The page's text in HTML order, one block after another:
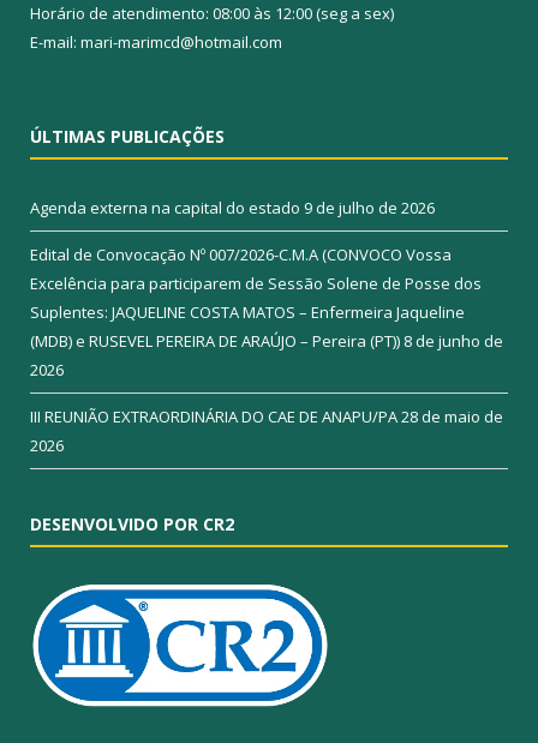
Horário de atendimento: 08:00 às 12:00 (seg a sex)
E-mail: mari-marimcd@hotmail.com
ÚLTIMAS PUBLICAÇÕES
Agenda externa na capital do estado 9 de julho de 2026
Edital de Convocação Nº 007/2026-C.M.A (CONVOCO Vossa
Excelência para participarem de Sessão Solene de Posse dos
Suplentes: JAQUELINE COSTA MATOS – Enfermeira Jaqueline
(MDB) e RUSEVEL PEREIRA DE ARAÚJO – Pereira (PT)) 8 de junho de
2026
III REUNIÃO EXTRAORDINÁRIA DO CAE DE ANAPU/PA28 de maio de
2026
DESENVOLVIDO POR CR2